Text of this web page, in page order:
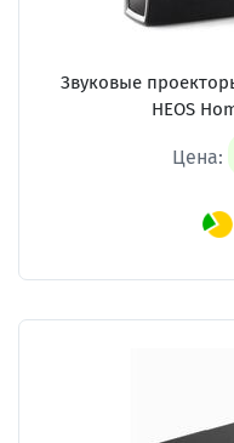
Звуковые
HEOS
Цена: